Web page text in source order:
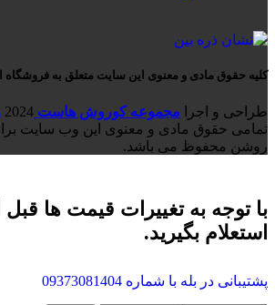
کلیه حقوق مادی و معنوی این سایت متعلق به فروشگاه
طراحی و اجرا مجموعه کوروش هاست 2024
تمامی حقوق مادی و معنوی این وب سایت
روشن محفوظ می باشد.
با توجه به تغییرات قیمت ها قبل
استعلام بگیرید.
پشتیبانی در بله با شماره 09373081404